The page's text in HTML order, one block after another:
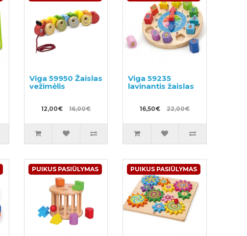
Viga 59950 Žaislas
vežimėlis
12,00€ 16,00€
Viga 59235
lavinantis žaislas
16,50€ 22,00€
PUIKUS PASIŪLYMAS PUIKUS PASIŪLYMAS